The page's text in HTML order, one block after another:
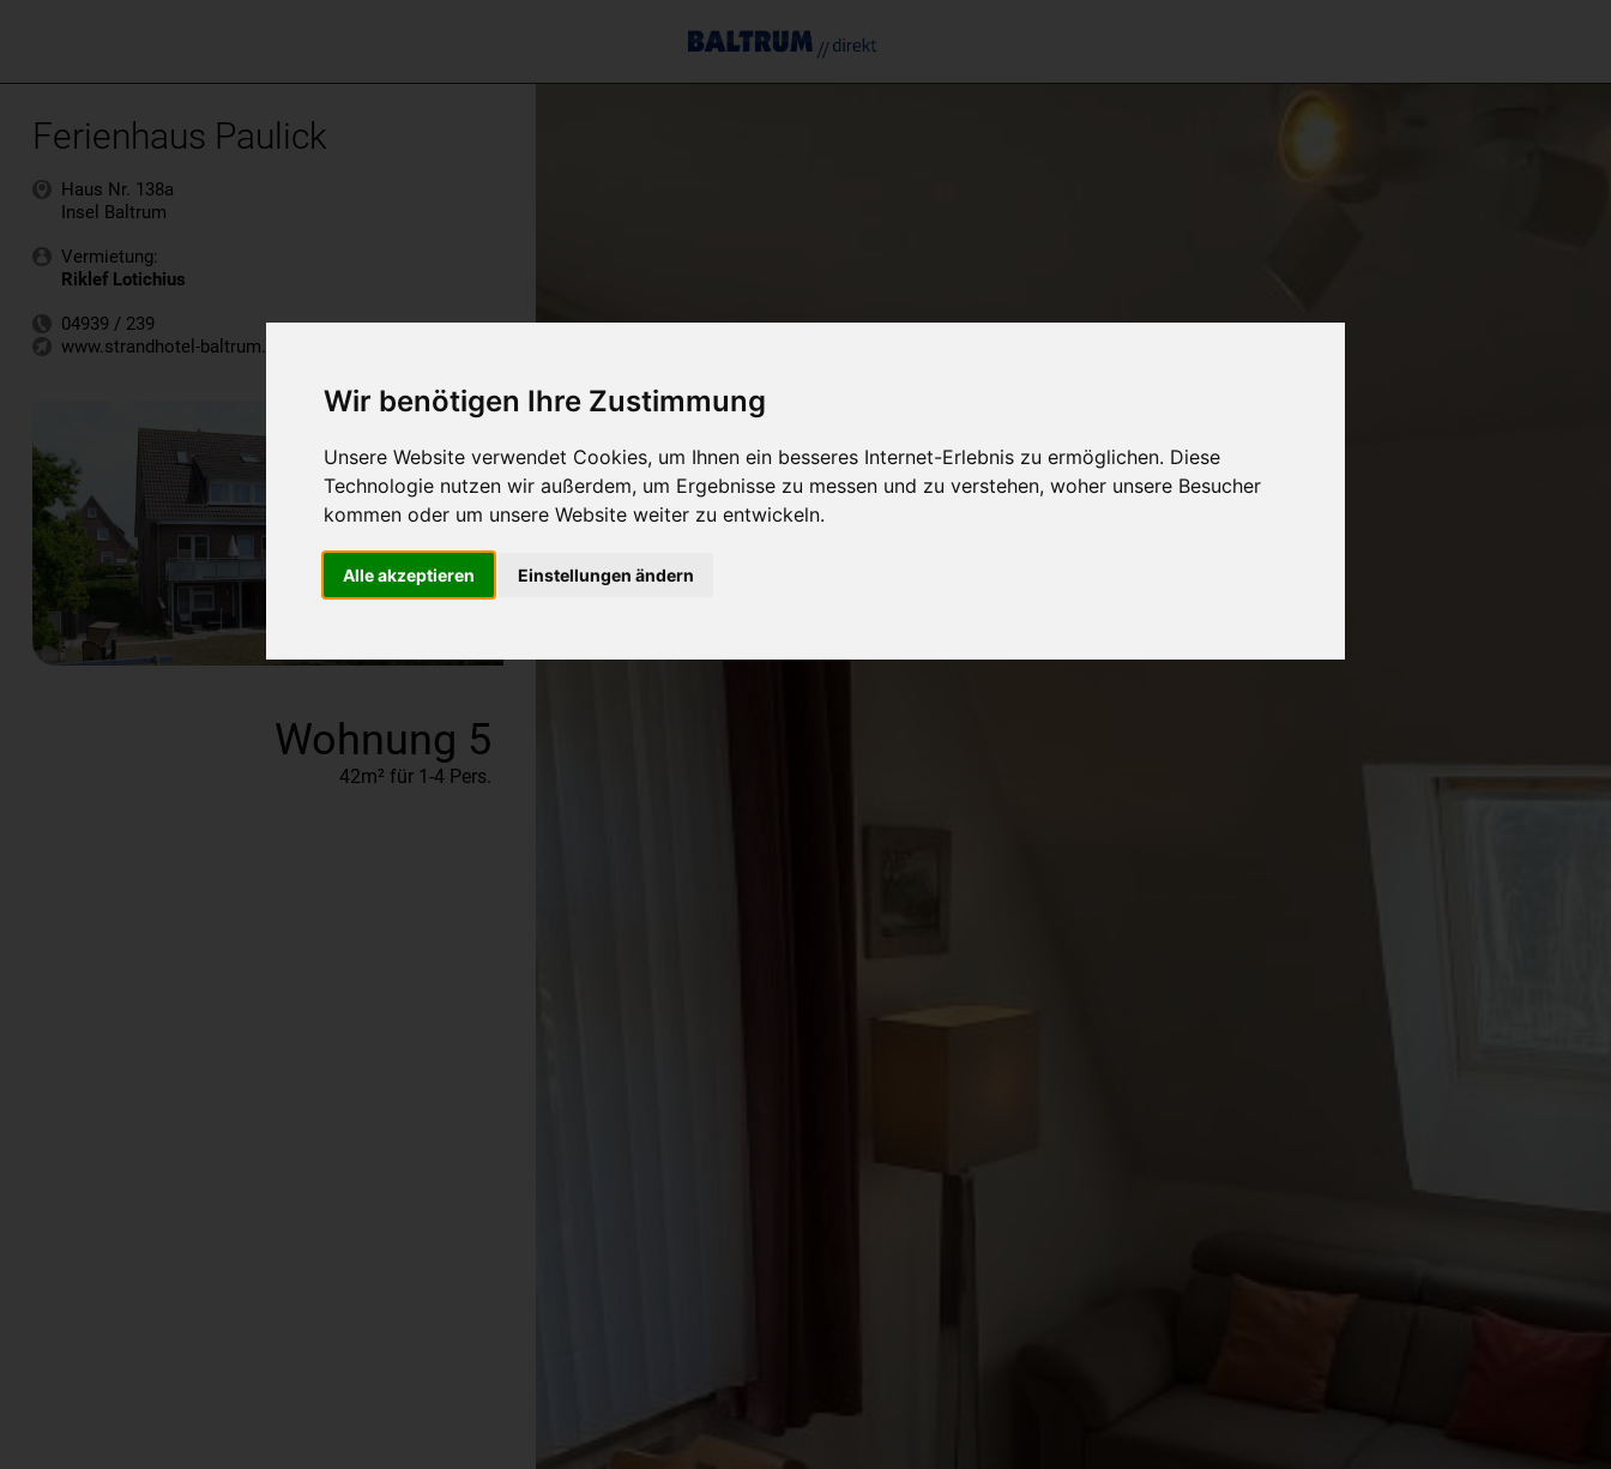
Wir benötigen Ihre Zustimmung
Unsere Website verwendet Cookies, um Ihnen ein besseres Internet-Erlebnis zu ermöglichen. Diese
Technologie nutzen wir außerdem, um Ergebnisse zu messen und zu verstehen, woher unsere Besucher
kommen oder um unsere Website weiter zu entwickeln.
Alle akzeptieren Einstellungen ändern
Ferienhaus Paulick
Haus Nr. 138a
Insel Baltrum
Vermietung:
Riklef Lotichius
04939 / 239
www.strandhotel-baltrum.de
Wohnung 5
42m² für 1-4 Pers.